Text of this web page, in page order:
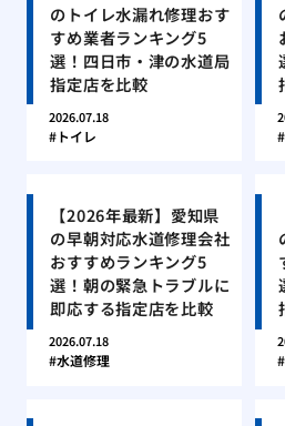
のトイレ水漏れ修理おす
すめ業者ランキング5
選！四日市・津の水道局
指定店を比較
2026.07.18
トイレ
【2026年最新】愛知県
の早朝対応水道修理会社
おすすめランキング5
選！朝の緊急トラブルに
即応する指定店を比較
2026.07.18
水道修理